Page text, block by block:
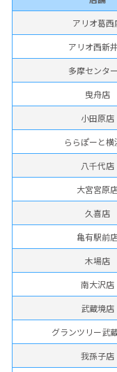
アリオ葛西
アリオ西新
多摩センタ
曳舟店
小田原店
ららぽーと横
八千代店
大宮宮原
久喜店
亀有駅前
木場店
南大沢店
武蔵境店
グランツリー武
我孫子店